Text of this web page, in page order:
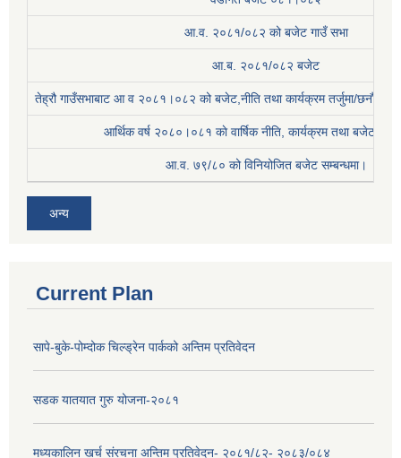
आ.व. २०८१/०८२ को बजेट गाउँ सभा
आ.ब. २०८१/०८२ बजेट
तेह्रौ गाउँसभाबाट आ व २०८१।०८२ को बजेट,नीति तथा कार्यक्रम तर्जुमा/छनौट
आर्थिक वर्ष २०८०।०८१ काे वार्षिक नीति, कार्यक्रम तथा बजेट
आ.व. ७९/८० को विनियोजित बजेट सम्बन्धमा।
अन्य
Current Plan
सापे-बुके-पोम्दोक चिल्ड्रेन पार्कको अन्तिम प्रतिवेदन
सडक यातयात गुरु योजना-२०८१
मध्यकालिन खर्च संरचना अन्तिम प्रतिवेदन- २०८१/८२- २०८३/०८४